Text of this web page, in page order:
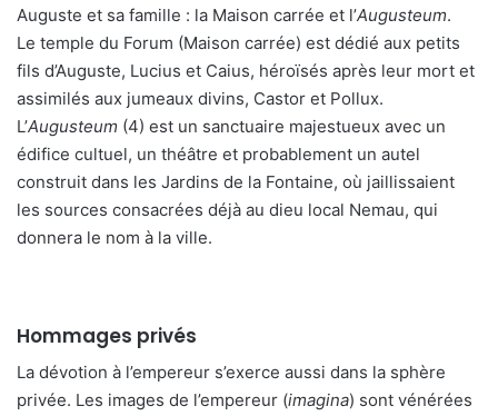
Auguste et sa famille : la Maison carrée et l’Augusteum.
Le temple du Forum (Maison carrée) est dédié aux petits
fils d’Auguste, Lucius et Caius, héroïsés après leur mort et
assimilés aux jumeaux divins, Castor et Pollux.
L’Augusteum (4) est un sanctuaire majestueux avec un
édifice cultuel, un théâtre et probablement un autel
construit dans les Jardins de la Fontaine, où jaillissaient
les sources consacrées déjà au dieu local Nemau, qui
donnera le nom à la ville.
Hommages privés
La dévotion à l’empereur s’exerce aussi dans la sphère
privée. Les images de l’empereur (imagina) sont vénérées